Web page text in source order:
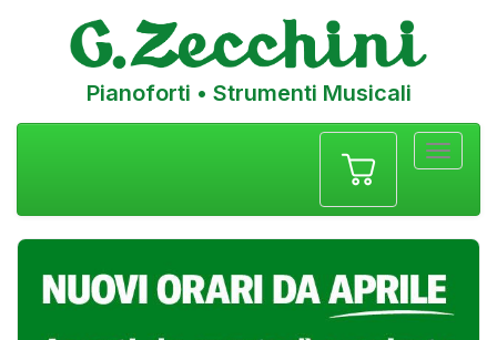
Pianoforti • Strumenti Musicali